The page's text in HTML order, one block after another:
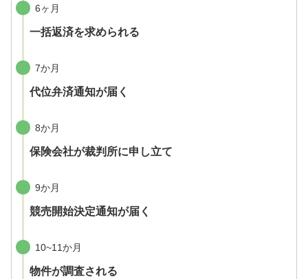
6ヶ月
一括返済を求められる
7か月
代位弁済通知が届く
8か月
保険会社が裁判所に申し立て
9か月
競売開始決定通知が届く
10~11か月
物件が調査される